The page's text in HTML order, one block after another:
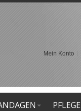
Mein Konto
PFLEGE